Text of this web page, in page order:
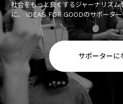
社会をもっと良くするジャーナリズム
に、 IDEAS FOR GOODのサポーター
サポーターに